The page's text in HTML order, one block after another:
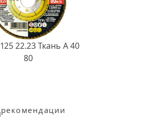
22.23 Ткань A 40
80
рекомендации